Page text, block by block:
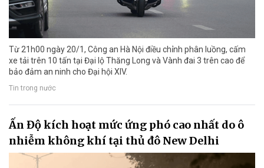
Từ 21h00 ngày 20/1, Công an Hà Nội điều chỉnh phân luồng, cấm
xe tải trên 10 tấn tại Đại lộ Thăng Long và Vành đai 3 trên cao để
bảo đảm an ninh cho Đại hội XIV.
Tin trong nước
Ấn Độ kích hoạt mức ứng phó cao nhất do ô
nhiễm không khí tại thủ đô New Delhi